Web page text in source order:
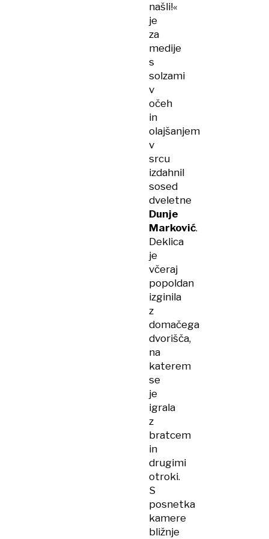
našli!«
je
za
medije
s
solzami
v
očeh
in
olajšanjem
v
srcu
izdahnil
sosed
dveletne
Dunje
Marković.
Deklica
je
včeraj
popoldan
izginila
z
domačega
dvorišča,
na
katerem
se
je
igrala
z
bratcem
in
drugimi
otroki.
S
posnetka
kamere
bližnje